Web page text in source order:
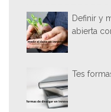
Definir y
abierta
Tes